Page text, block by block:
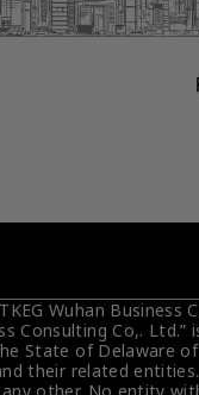
Wuhan Business
Consulting Co,.
State of Delaware
their related